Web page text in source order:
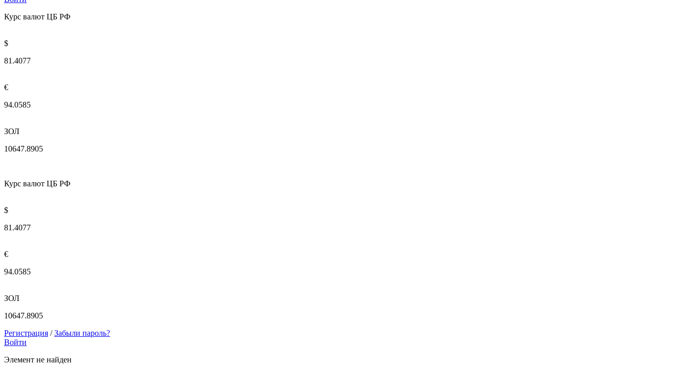
Курс валют ЦБ РФ
$
81.4077
€
94.0585
ЗОЛ
10647.8905
Курс валют ЦБ РФ
$
81.4077
€
94.0585
ЗОЛ
10647.8905
Регистрация / Забыли пароль?
Войти
Элемент не найден